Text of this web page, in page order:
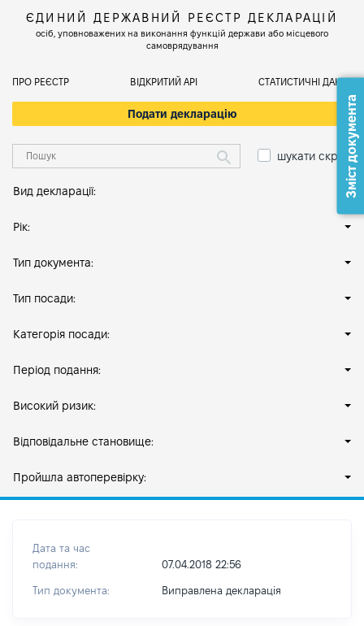
ЄДИНИЙ ДЕРЖАВНИЙ РЕЄСТР ДЕКЛАРАЦІЙ
осіб, уповноважених на виконання функцій держави або місцевого
самоврядування
ПРО РЕЄСТР ВІДКРИТИЙ АРІ СТАТИСТИЧНІ ДАНІ
Подати декларацію
шукати скрізь
Вид декларації:
Рік:
Тип документа:
Тип посади:
Категорія посади:
Період подання:
Високий ризик:
Відповідальне становище:
Пройшла автоперевірку:
Дата та час
подання:
07.04.2018 22:56
Тип документа: Виправлена декларація
Зміст документа